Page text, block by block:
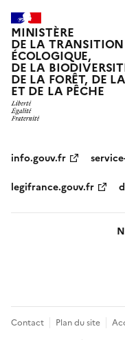
MINISTÈRE
DE LA TRANSITION
ÉCOLOGIQUE,
DE LA
DE LA FORÊT, DE
ET DE LA PÊCHE
info.gouv.fr
legifrance.gouv.fr
Pied
Contact Plan du site